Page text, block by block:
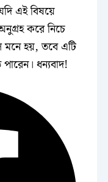
এই বিষয়ে
করে নিচে
মনে হয়, তবে এটি
ধন্যবাদ!